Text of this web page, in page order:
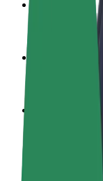
Pénzkereseti
Legyél futár
Érj el több